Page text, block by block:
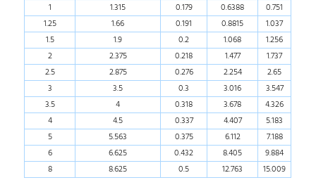
1
1.315 0.179 0.6388
0.751
1.25
1.66 0.191 0.8815
1.037
1.5
1.9 0.2 1.068
1.256
2
2.375 0.218 1.477
1.737
2.5
2.875 0.276 2.254
2.65
3
3.5 0.3 3.016
3.547
3.5
4 0.318 3.678
4.326
4
4.5 0.337 4.407
5.183
5
5.563 0.375 6.112
7.188
6
6.625 0.432 8.405
9.884
8
8.625 0.5 12.763 15.009